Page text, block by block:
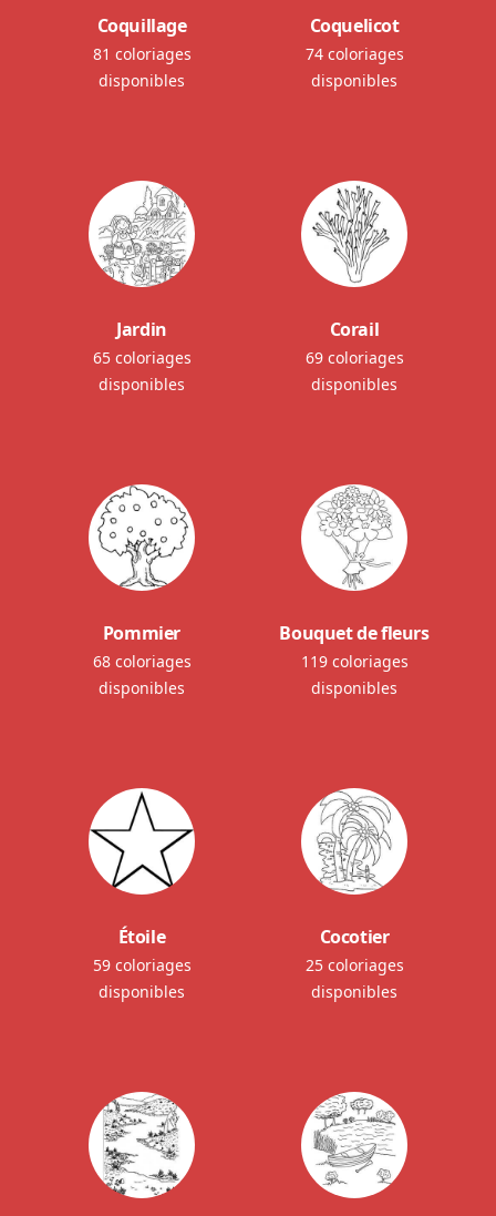
Coquillage
81 coloriages
disponibles
Coquelicot
74 coloriages
disponibles
Jardin
65 coloriages
disponibles
Corail
69 coloriages
disponibles
Pommier
68 coloriages
disponibles
Bouquet de fleurs
119 coloriages
disponibles
Étoile
59 coloriages
disponibles
Cocotier
25 coloriages
disponibles